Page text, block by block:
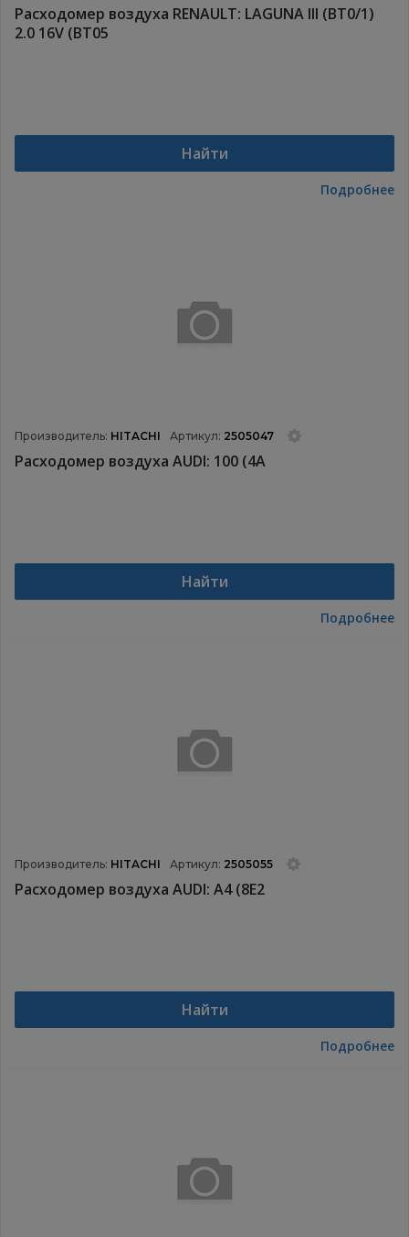
Расходомер воздуха RENAULT: LAGUNA III (BT0/1)
2.0 16V (BT05
Найти
Подробнее
Производитель: HITACHI Артикул: 2505047
Расходомер воздуха AUDI: 100 (4A
Найти
Подробнее
Производитель: HITACHI Артикул: 2505055
Расходомер воздуха AUDI: A4 (8E2
Найти
Подробнее